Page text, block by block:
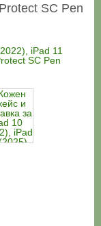
SC Pen